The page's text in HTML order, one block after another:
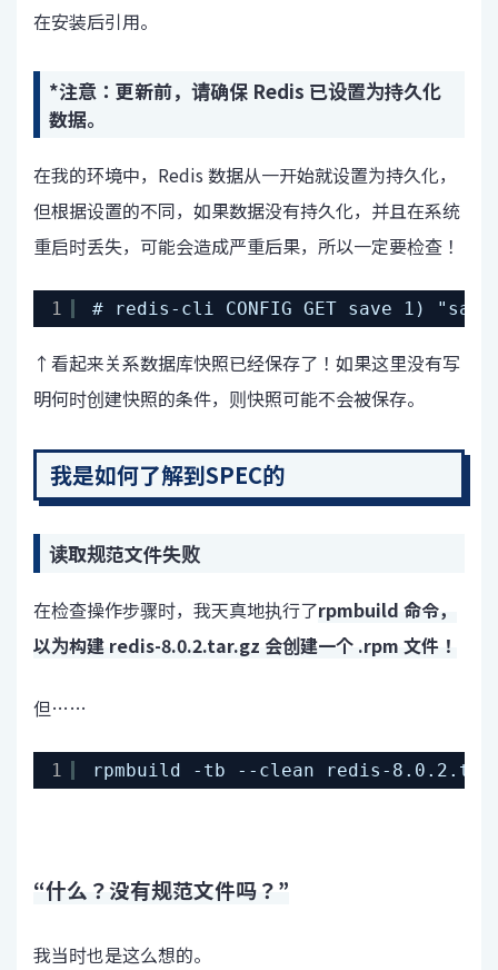
在安装后引用。
*注意：更新前，请确保 Redis 已设置为持久化
数据。
在我的环境中，Redis 数据从一开始就设置为持久化，
但根据设置的不同，如果数据没有持久化，并且在系统
重启时丢失，可能会造成严重后果，所以一定要检查！
1 # redis-cli CONFIG GET save 1)
↑看起来关系数据库快照已经保存了！如果这里没有写
明何时创建快照的条件，则快照可能不会被保存。
我是如何了解到SPEC的
读取规范文件失败
在检查操作步骤时，我天真地执行了rpmbuild 命令，
以为构建 redis-8.0.2.tar.gz 会创建一个 .rpm 文件！
但……
1 rpmbuild -tb --clean redis-
“什么？没有规范文件吗？”
我当时也是这么想的。